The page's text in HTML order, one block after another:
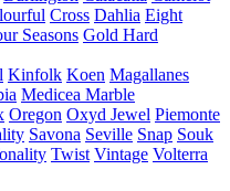
Cross Dahlia Eight
Seasons Gold Hard
Kinfolk Koen Magallanes
Medicea Marble
Oregon Oxyd Jewel Piemonte
Savona Seville Snap Souk
Twist Vintage Volterra